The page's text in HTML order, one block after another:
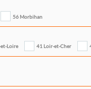
56 Morbihan
Loire 41 Loir-et-Cher